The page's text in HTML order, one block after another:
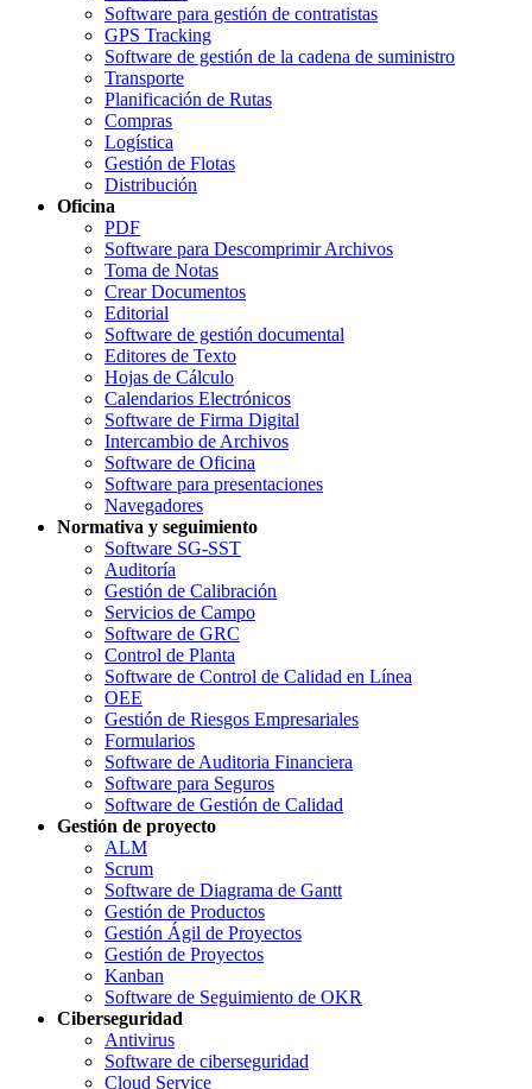
Software para gestión de contratistas
GPS Tracking
Software de gestión de la cadena de suministro
Transporte
Planificación de Rutas
Compras
Logística
Gestión de Flotas
Distribución
Oficina
PDF
Software para Descomprimir Archivos
Toma de Notas
Crear Documentos
Editorial
Software de gestión documental
Editores de Texto
Hojas de Cálculo
Calendarios Electrónicos
Software de Firma Digital
Intercambio de Archivos
Software de Oficina
Software para presentaciones
Navegadores
Normativa y seguimiento
Software SG-SST
Auditoría
Gestión de Calibración
Servicios de Campo
Software de GRC
Control de Planta
Software de Control de Calidad en Línea
OEE
Gestión de Riesgos Empresariales
Formularios
Software de Auditoria Financiera
Software para Seguros
Software de Gestión de Calidad
Gestión de proyecto
ALM
Scrum
Software de Diagrama de Gantt
Gestión de Productos
Gestión Ágil de Proyectos
Gestión de Proyectos
Kanban
Software de Seguimiento de OKR
Ciberseguridad
Antivirus
Software de ciberseguridad
Cloud Service